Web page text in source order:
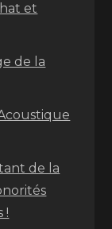
et
de la
de la
!